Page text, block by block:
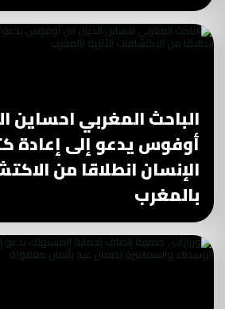
الباحث المغربي احساين
أوفوس يدعو إلى إعادة
الإنسان انطلاقا من
بالمغرب